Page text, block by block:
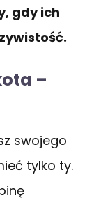
gdy ich
–
swojego
tylko ty.